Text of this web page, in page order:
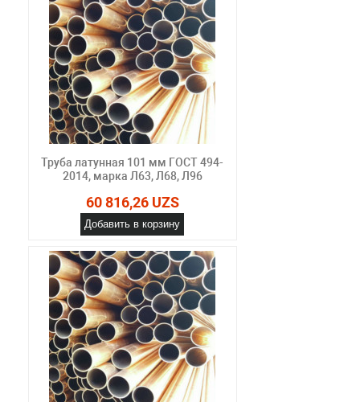
Труба латунная 101 мм ГОСТ 494-
2014, марка Л63, Л68, Л96
60 816,26 UZS
Добавить в корзину